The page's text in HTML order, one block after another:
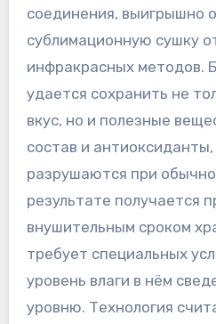
соединения, выигрышно
сублимационную сушку
инфракрасных методов.
удается сохранить не
вкус, но и полезные
состав и
разрушаются при
результате получается
внушительным сроком
требует специальных
уровень влаги в нём
уровню. Технология